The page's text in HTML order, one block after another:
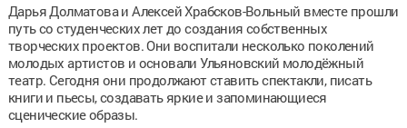
Дарья Долматова и Алексей Храбсков-Вольный вместе прошли
путь со студенческих лет до создания собственных
творческих проектов. Они воспитали несколько поколений
молодых артистов и основали Ульяновский молодёжный
театр. Сегодня они продолжают ставить спектакли, писать
книги и пьесы, создавать яркие и запоминающиеся
сценические образы.